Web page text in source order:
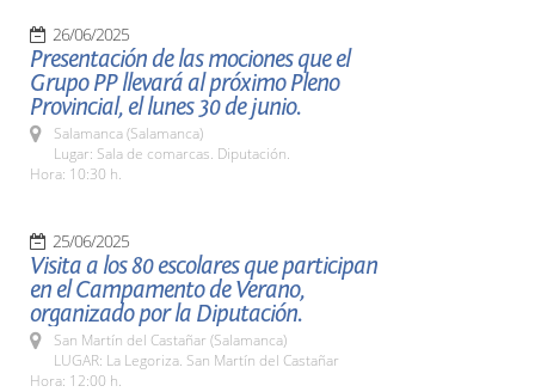
26/06/2025
Presentación de las mociones que el
Grupo PP llevará al próximo Pleno
Provincial, el lunes 30 de junio.
Salamanca (Salamanca)
Lugar: Sala de comarcas. Diputación.
Hora: 10:30 h.
25/06/2025
Visita a los 80 escolares que participan
en el Campamento de Verano,
organizado por la Diputación.
San Martín del Castañar (Salamanca)
LUGAR: La Legoriza. San Martín del Castañar
Hora: 12:00 h.